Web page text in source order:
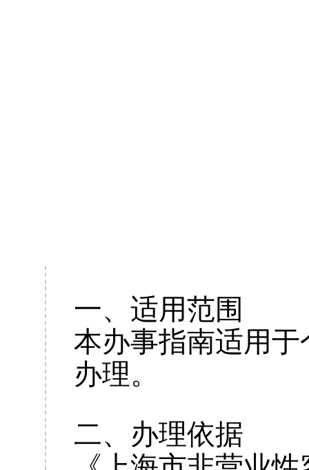
一、适用范围
本办事指南适用
办理。
二、办理依据